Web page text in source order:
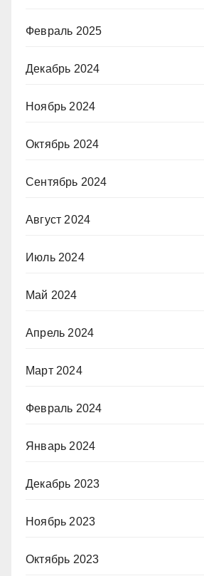
Февраль 2025
Декабрь 2024
Ноябрь 2024
Октябрь 2024
Сентябрь 2024
Август 2024
Июль 2024
Май 2024
Апрель 2024
Март 2024
Февраль 2024
Январь 2024
Декабрь 2023
Ноябрь 2023
Октябрь 2023